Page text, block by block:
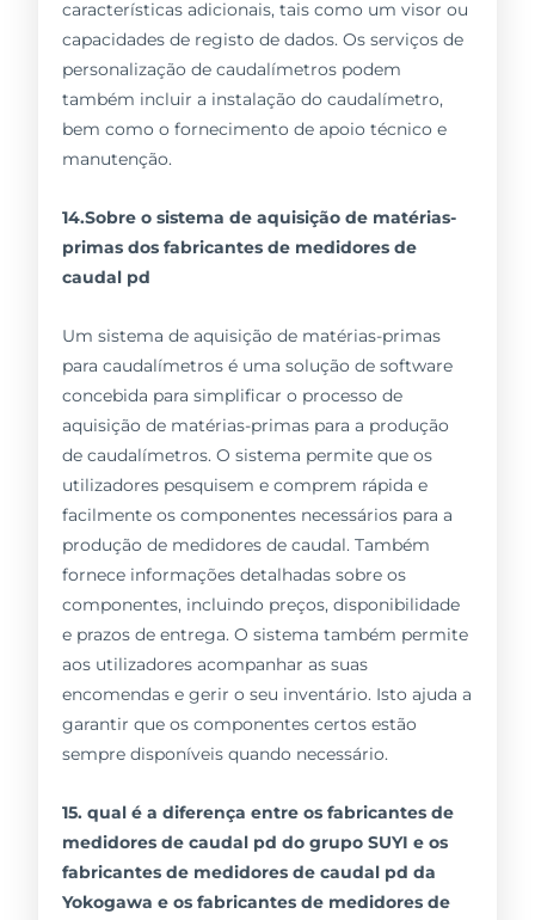
características adicionais, tais como um visor ou
capacidades de registo de dados. Os serviços de
personalização de caudalímetros podem
também incluir a instalação do caudalímetro,
bem como o fornecimento de apoio técnico e
manutenção.
14.Sobre o sistema de aquisição de matérias-
primas dos fabricantes de medidores de
caudal pd
Um sistema de aquisição de matérias-primas
para caudalímetros é uma solução de software
concebida para simplificar o processo de
aquisição de matérias-primas para a produção
de caudalímetros. O sistema permite que os
utilizadores pesquisem e comprem rápida e
facilmente os componentes necessários para a
produção de medidores de caudal. Também
fornece informações detalhadas sobre os
componentes, incluindo preços, disponibilidade
e prazos de entrega. O sistema também permite
aos utilizadores acompanhar as suas
encomendas e gerir o seu inventário. Isto ajuda a
garantir que os componentes certos estão
sempre disponíveis quando necessário.
15. qual é a diferença entre os fabricantes de
medidores de caudal pd do grupo SUYI e os
fabricantes de medidores de caudal pd da
Yokogawa e os fabricantes de medidores de